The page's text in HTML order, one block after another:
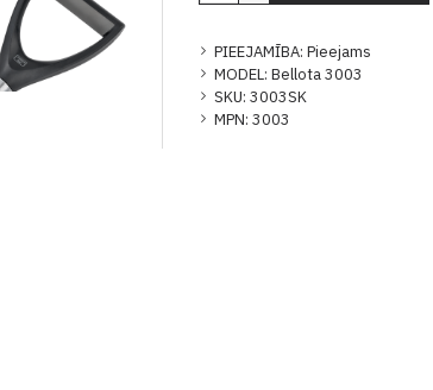
PIEEJAMĪBA: Pieejams
MODEL: Bellota 3003
SKU: 3003SK
MPN: 3003